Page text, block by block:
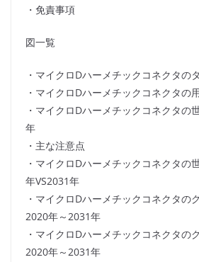
・免責事項
図一覧
・マイクロDハーメチックコネクタの
・マイクロDハーメチックコネクタの
・マイクロDハーメチックコネクタの
年
・主な注意点
・マイクロDハーメチックコネクタの
年VS2031年
・マイクロDハーメチックコネクタの
2020年～2031年
・マイクロDハーメチックコネクタの
2020年～2031年